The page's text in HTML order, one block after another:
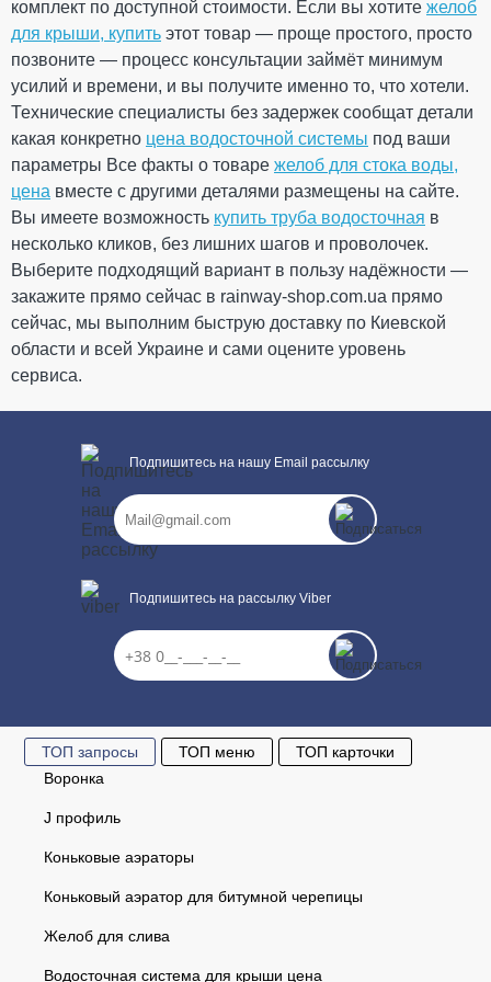
ПРОДОЛЖИТЬ ПОКУПКИ
Труба водосточная 100 мм
L=2 м (RAINWAY 130) белая
На складе
Кол-во
392.21
грн
-15% Скидка 58.83
грн
333.38 грн
комплект по доступной стоимости. Если вы хотите желоб
для крыши, купить этот товар — проще простого, просто
позвоните — процесс консультации займёт минимум
усилий и времени, и вы получите именно то, что хотели.
Технические специалисты без задержек сообщат детали
какая конкретно цена водосточной системы под ваши
параметры Все факты о товаре желоб для стока воды,
цена вместе с другими деталями размещены на сайте.
Вы имеете возможность купить труба водосточная в
несколько кликов, без лишних шагов и проволочек.
Выберите подходящий вариант в пользу надёжности —
закажите прямо сейчас в rainway-shop.com.ua прямо
сейчас, мы выполним быструю доставку по Киевской
области и всей Украине и сами оцените уровень
сервиса.
Подпишитесь на нашу Email рассылку
Подпишитесь на рассылку Viber
ТОП запросы ТОП меню
ТОП карточки
Воронка
J профиль
Коньковые аэраторы
Коньковый аэратор для битумной черепицы
Желоб для слива
Водосточная система для крыши цена